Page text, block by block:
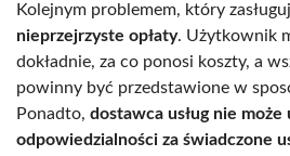
Kolejnym problemem, który
nieprzejrzyste opłaty. Użytkownik
dokładnie, za co ponosi koszty, a
powinny być przedstawione w
Ponadto, dostawca usług nie może
odpowiedzialności za świadczone